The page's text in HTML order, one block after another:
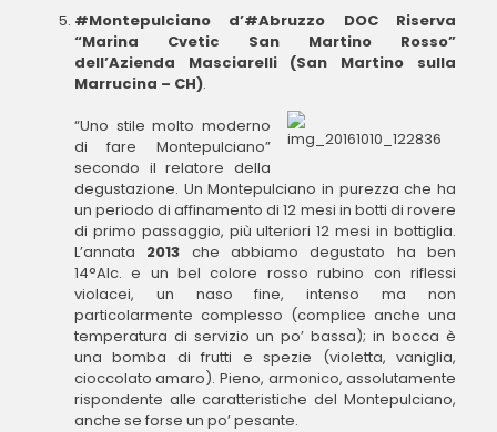
#Montepulciano d’#Abruzzo DOC Riserva
“Marina Cvetic San Martino Rosso”
dell’Azienda Masciarelli (San Martino sulla
Marrucina – CH).
“Uno stile molto moderno
di fare Montepulciano”
secondo il relatore della
degustazione. Un Montepulciano in purezza che ha
un periodo di affinamento di 12 mesi in botti di rovere
di primo passaggio, più ulteriori 12 mesi in bottiglia.
L’annata 2013 che abbiamo degustato ha ben
14°Alc. e un bel colore rosso rubino con riflessi
violacei, un naso fine, intenso ma non
particolarmente complesso (complice anche una
temperatura di servizio un po’ bassa); in bocca è
una bomba di frutti e spezie (violetta, vaniglia,
cioccolato amaro). Pieno, armonico, assolutamente
rispondente alle caratteristiche del Montepulciano,
anche se forse un po’ pesante.